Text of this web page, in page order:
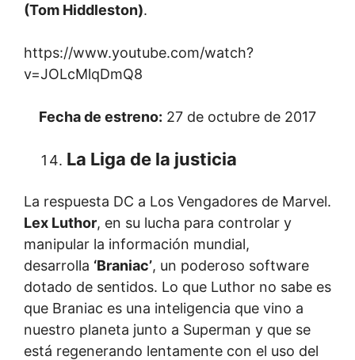
(Tom Hiddleston).
https://www.youtube.com/watch?
v=JOLcMlqDmQ8
Fecha de estreno: 27 de octubre de 2017
La Liga de la justicia
La respuesta DC a Los Vengadores de Marvel.
Lex Luthor, en su lucha para controlar y
manipular la información mundial,
desarrolla ‘Braniac’, un poderoso software
dotado de sentidos. Lo que Luthor no sabe es
que Braniac es una inteligencia que vino a
nuestro planeta junto a Superman y que se
está regenerando lentamente con el uso del